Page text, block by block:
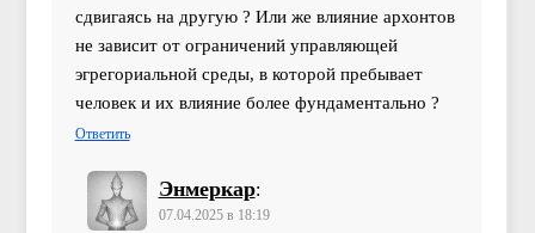
сдвигаясь на другую ? Или же влияние архонтов
не зависит от ограничений управляющей
эгрегориальной среды, в которой пребывает
человек и их влияние более фундаментально ?
Ответить
Энмеркар:
07.04.2025 в 18:19